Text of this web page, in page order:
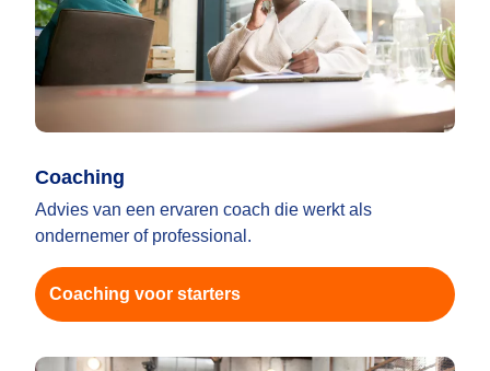
Coaching
Advies van een ervaren coach die werkt als
ondernemer of professional.
Coaching voor starters